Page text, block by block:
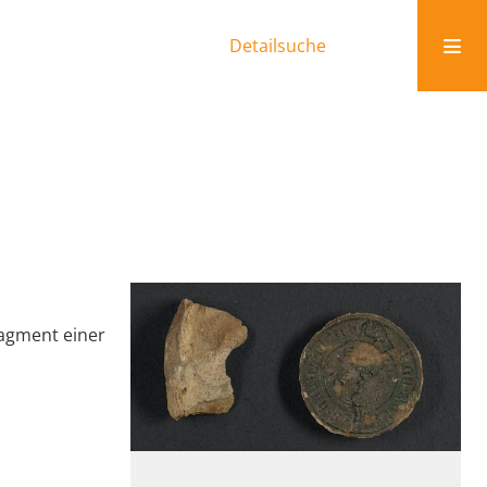
Detailsuche
einer